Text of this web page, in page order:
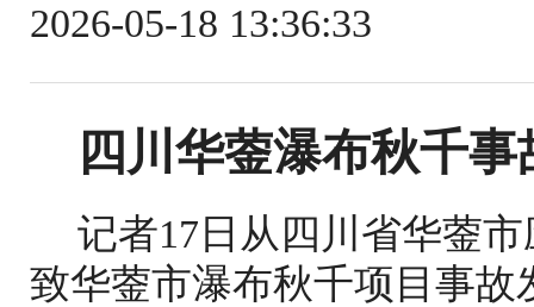
2026-05-18 13:36:33
四川华蓥瀑布秋千
记者17日从四川省华蓥
致华蓥市瀑布秋千项目事